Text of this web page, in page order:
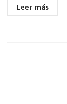
Leer más